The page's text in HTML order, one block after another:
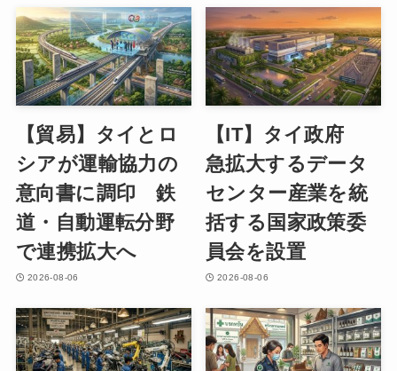
【貿易】タイとロ
シアが運輸協力の
意向書に調印 鉄
道・自動運転分野
で連携拡大へ
2026-08-06
【IT】タイ政府
急拡大するデータ
センター産業を統
括する国家政策委
員会を設置
2026-08-06